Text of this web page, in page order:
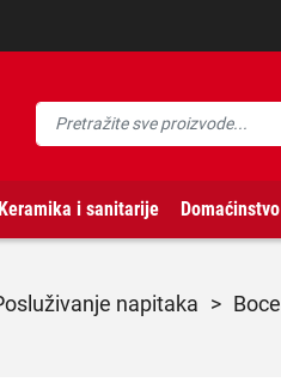
Keramika i sanitarije Domaćinstvo
posluživanje napitaka > boce